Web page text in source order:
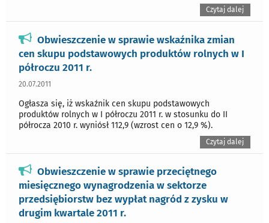
Czytaj dalej
Obwieszczenie w sprawie wskaźnika zmian
cen skupu podstawowych produktów rolnych w I
półroczu 2011 r.
20.07.2011
Ogłasza się, iż wskaźnik cen skupu podstawowych
produktów rolnych w I półroczu 2011 r. w stosunku do II
półrocza 2010 r. wyniósł 112,9 (wzrost cen o 12,9 %).
Czytaj dalej
Obwieszczenie w sprawie przeciętnego
miesięcznego wynagrodzenia w sektorze
przedsiębiorstw bez wypłat nagród z zysku w
drugim kwartale 2011 r.